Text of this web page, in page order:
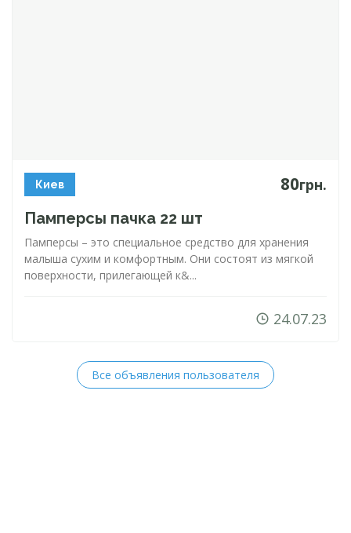
Киев 80грн.
Памперсы пачка 22 шт
Памперсы – это специальное средство для хранения
малыша сухим и комфортным. Они состоят из мягкой
поверхности, прилегающей к&...
24.07.23
Все объявления пользователя